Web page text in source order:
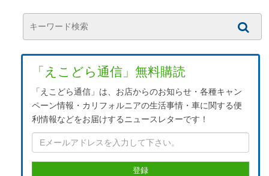
「えこどら通信」無料購読
「えこどら通信」は、お店からのお知らせ・各種キャン
ペーン情報・カリフォルニアの生活事情・車に関する便
利情報などをお届けするニュースレターです！